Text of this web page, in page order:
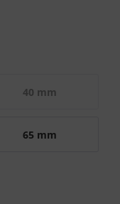
40 mm
65 mm